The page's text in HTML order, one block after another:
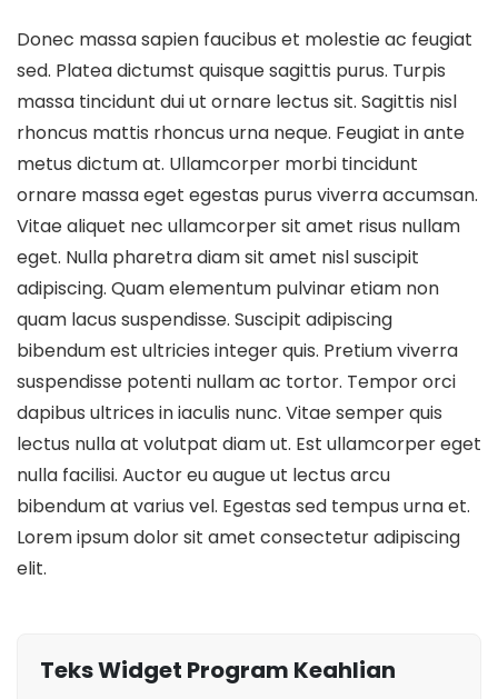
Donec massa sapien faucibus et molestie ac feugiat
sed. Platea dictumst quisque sagittis purus. Turpis
massa tincidunt dui ut ornare lectus sit. Sagittis nisl
rhoncus mattis rhoncus urna neque. Feugiat in ante
metus dictum at. Ullamcorper morbi tincidunt
ornare massa eget egestas purus viverra accumsan.
Vitae aliquet nec ullamcorper sit amet risus nullam
eget. Nulla pharetra diam sit amet nisl suscipit
adipiscing. Quam elementum pulvinar etiam non
quam lacus suspendisse. Suscipit adipiscing
bibendum est ultricies integer quis. Pretium viverra
suspendisse potenti nullam ac tortor. Tempor orci
dapibus ultrices in iaculis nunc. Vitae semper quis
lectus nulla at volutpat diam ut. Est ullamcorper eget
nulla facilisi. Auctor eu augue ut lectus arcu
bibendum at varius vel. Egestas sed tempus urna et.
Lorem ipsum dolor sit amet consectetur adipiscing
elit.
Teks Widget Program Keahlian